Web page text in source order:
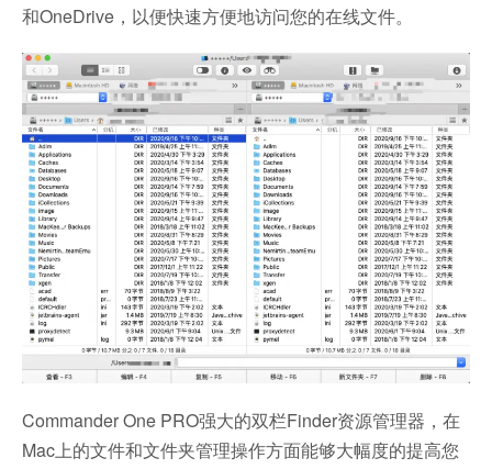
和OneDrive，以便快速方便地访问您的在线文件。
Commander One PRO强大的双栏Finder资源管理器，在
Mac上的文件和文件夹管理操作方面能够大幅度的提高您